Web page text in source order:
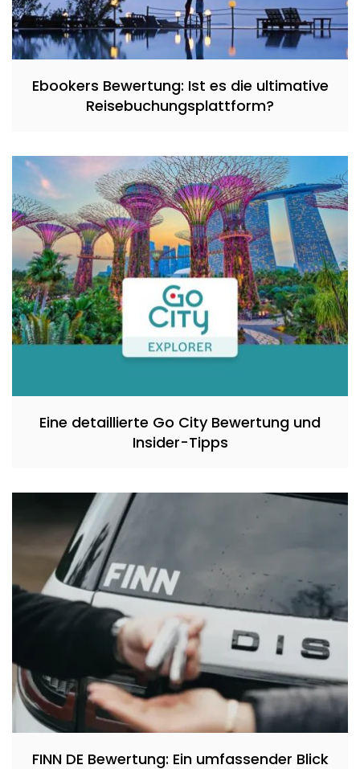
Ebookers Bewertung: Ist es die ultimative
Reisebuchungsplattform?
Eine detaillierte Go City Bewertung und
Insider-Tipps
FINN DE Bewertung: Ein umfassender Blick